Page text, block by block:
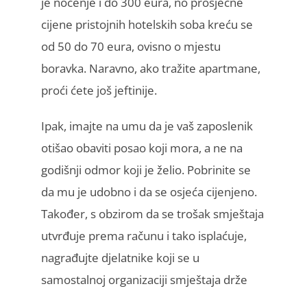
cijene pristojnih hotelskih soba kreću se
od 50 do 70 eura, ovisno o mjestu
boravka. Naravno, ako tražite apartmane,
proći ćete još jeftinije.
Ipak, imajte na umu da je vaš zaposlenik
otišao obaviti posao koji mora, a ne na
godišnji odmor koji je želio. Pobrinite se
da mu je udobno i da se osjeća cijenjeno.
Također, s obzirom da se trošak smještaja
utvrđuje prema računu i tako isplaćuje,
nagrađujte djelatnike koji se u
samostalnoj organizaciji smještaja drže